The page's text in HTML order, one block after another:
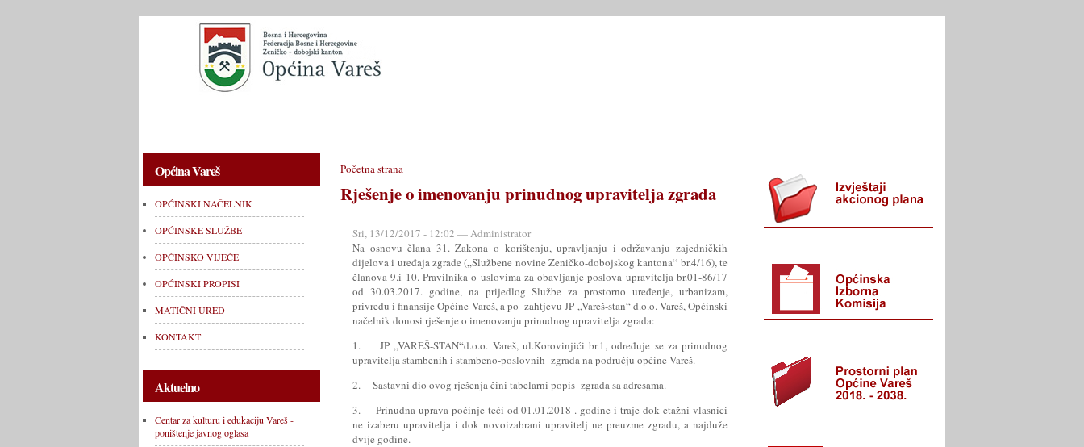
Općina Vareš
OPĆINSKI NAČELNIK
OPĆINSKE SLUŽBE
OPĆINSKO VIJEĆE
OPĆINSKI PROPISI
MATIČNI URED
KONTAKT
Aktuelno
Centar za kulturu i edukaciju Vareš -
poništenje javnog oglasa
Početna strana
Rješenje o imenovanju prinudnog upravitelja zgrada
Sri, 13/12/2017 - 12:02 — Administrator
Na osnovu člana 31. Zakona o korištenju, upravljanju i održavanju zajedničkih
dijelova i uređaja zgrade („Službene novine Zeničko-dobojskog kantona“ br.4/16), te
članova 9.i 10. Pravilnika o uslovima za obavljanje poslova upravitelja br.01-86/17
od 30.03.2017. godine, na prijedlog Službe za prostorno uređenje, urbanizam,
privredu i finansije Općine Vareš, a po zahtjevu JP „Vareš-stan“ d.o.o. Vareš, Općinski
načelnik donosi rješenje o imenovanju prinudnog upravitelja zgrada:
1. JP „VAREŠ-STAN“d.o.o. Vareš, ul.Korovinjići br.1, određuje se za prinudnog
upravitelja stambenih i stambeno-poslovnih zgrada na području općine Vareš.
2. Sastavni dio ovog rješenja čini tabelarni popis zgrada sa adresama.
3. Prinudna uprava počinje teći od 01.01.2018 . godine i traje dok etažni vlasnici
ne izaberu upravitelja i dok novoizabrani upravitelj ne preuzme zgradu, a najduže
dvije godine.